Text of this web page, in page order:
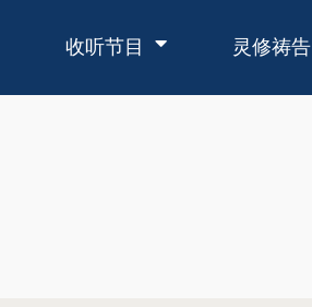
收听节目 灵修祷告